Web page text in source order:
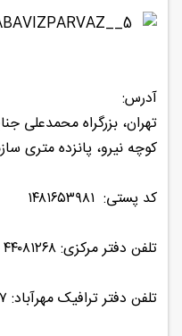
آدرس:
تهران، بزرگراه محمدعلی
کوچه نیرو، پانزده متری
کد پستی: ۱۴۸۱۶۵۳۹۸۱
تلفن دفتر مرکزی: ۴۴۰۸۱۲۶۸ – ۰۲۱
تلفن دفتر ترافیک مهرآباد: ۶۱۰۲۳۵۹۷ – ۰۲۱